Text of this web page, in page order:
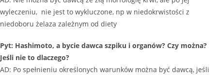
wyleczeniu, nie jest to wykluczone, np w niedokrwistości z
niedoboru żelaza zależnym od diety
Pyt: Hashimoto, a bycie dawca szpiku i organów? Czy można?
Jeśli nie to dlaczego?
AD: Po spełnieniu określonych warunków można być dawcą, jeśli